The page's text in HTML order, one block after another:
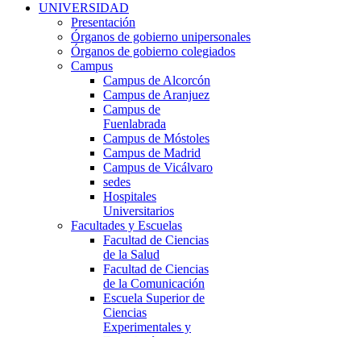
UNIVERSIDAD
Presentación
Órganos de gobierno unipersonales
Órganos de gobierno colegiados
Campus
Campus de Alcorcón
Campus de Aranjuez
Campus de
Fuenlabrada
Campus de Móstoles
Campus de Madrid
Campus de Vicálvaro
sedes
Hospitales
Universitarios
Facultades y Escuelas
Facultad de Ciencias
de la Salud
Facultad de Ciencias
de la Comunicación
Escuela Superior de
Ciencias
Experimentales y